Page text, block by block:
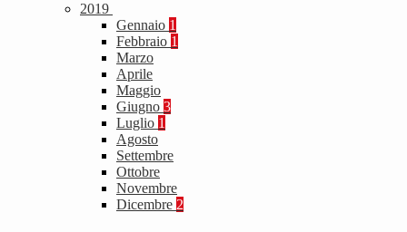
2019
Gennaio 1
Febbraio 1
Marzo
Aprile
Maggio
Giugno 3
Luglio 1
Agosto
Settembre
Ottobre
Novembre
Dicembre 2